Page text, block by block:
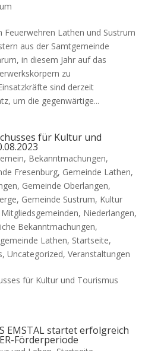
Feuerwehren Lathen und Sustrum
aus der Samtgemeinde
in diesem Jahr auf das
zu
sind derzeit
um die gegenwärtige...
für Kultur und
, Bekanntmachungen,
Fresenburg, Gemeinde Lathen,
, Gemeinde Oberlangen,
, Gemeinde Sustrum, Kultur
Mitgliedsgemeinden, Niederlangen,
Bekanntmachungen,
Lathen, Startseite,
, Uncategorized, Veranstaltungen
für Kultur und Tourismus
EMSTAL startet erfolgreich
Förderperiode